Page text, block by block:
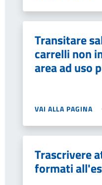
Transitare
carrelli non
area ad uso
VAI ALLA PAGINA
Trascrivere
formati